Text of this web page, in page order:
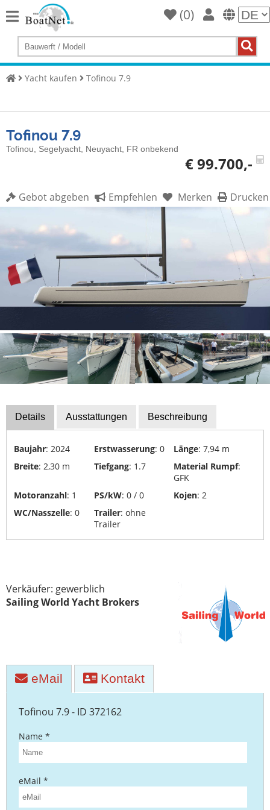
Home
Yacht
Gewerbliche
Verkäufer
Auktionen
Yachtmakler
Services
Bootszubehör
Finanzierung
Boote
Messekalender
Sachverständige
Sportbootschulen
Versicherungen
Recycling
-
Entsorgung
(0)
Yacht kaufen Tofinou 7.9
Tofinou 7.9
Tofinou, Segelyacht, Neuyacht, FR onbekend
€ 99.700,-
Gebot abgeben Empfehlen Merken Drucken
Details Ausstattungen Beschreibung
Baujahr: 2024 Erstwasserung: 0 Länge: 7,94 m
Breite: 2,30 m Tiefgang: 1.7 Material Rumpf:
GFK
Motoranzahl: 1 PS/kW: 0 / 0 Kojen: 2
WC/Nasszelle: 0 Trailer: ohne
Trailer
Verkäufer: gewerblich
Sailing World Yacht Brokers
eMail Kontakt
Tofinou 7.9 - ID 372162
Name *
eMail *